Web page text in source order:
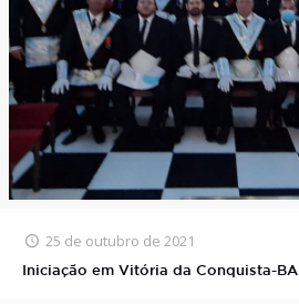
25 de outubro de 2021
Iniciação em Vitória da Conquista-BA